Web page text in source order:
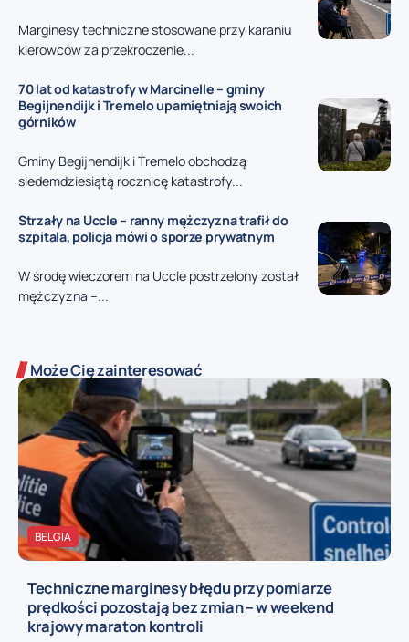
Marginesy techniczne stosowane przy karaniu
kierowców za przekroczenie...
70 lat od katastrofy w Marcinelle – gminy
Begijnendijk i Tremelo upamiętniają swoich
górników
Gminy Begijnendijk i Tremelo obchodzą
siedemdziesiątą rocznicę katastrofy...
Strzały na Uccle – ranny mężczyzna trafił do
szpitala, policja mówi o sporze prywatnym
W środę wieczorem na Uccle postrzelony został
mężczyzna –...
Może Cię zainteresować
BELGIA
Techniczne marginesy błędu przy pomiarze
prędkości pozostają bez zmian – w weekend
krajowy maraton kontroli